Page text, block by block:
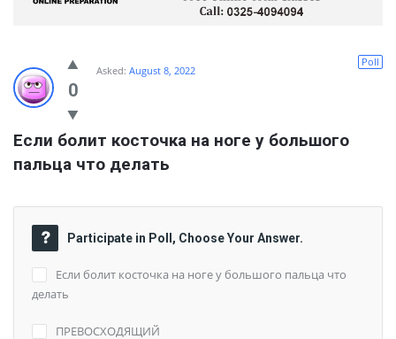
0
Poll
Asked: August 8, 2022
Если болит косточка на ноге у большого
пальца что делать
Participate in Poll, Choose Your Answer.
Если болит косточка на ноге у большого пальца что
делать
ПРЕВОСХОДЯЩИЙ